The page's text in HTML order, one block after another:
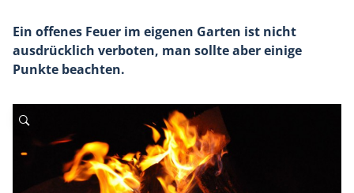
Ein offenes Feuer im eigenen Garten ist nicht
ausdrücklich verboten, man sollte aber einige
Punkte beachten.